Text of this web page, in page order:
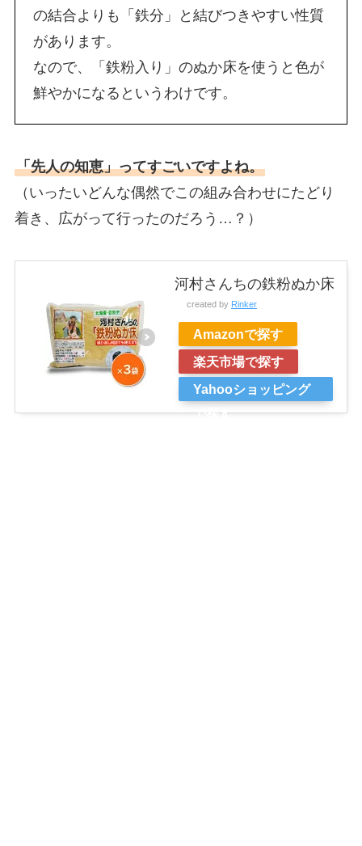
の結合よりも「鉄分」と結びつきやすい性質
があります。
なので、「鉄粉入り」のぬか床を使うと色が
鮮やかになるというわけです。
「先人の知恵」ってすごいですよね。
（いったいどんな偶然でこの組み合わせにたどり
着き、広がって行ったのだろう…？）
河村さんちの鉄粉ぬか床
created by Rinker
Amazonで探す
楽天市場で探す
Yahooショッピング
で探す